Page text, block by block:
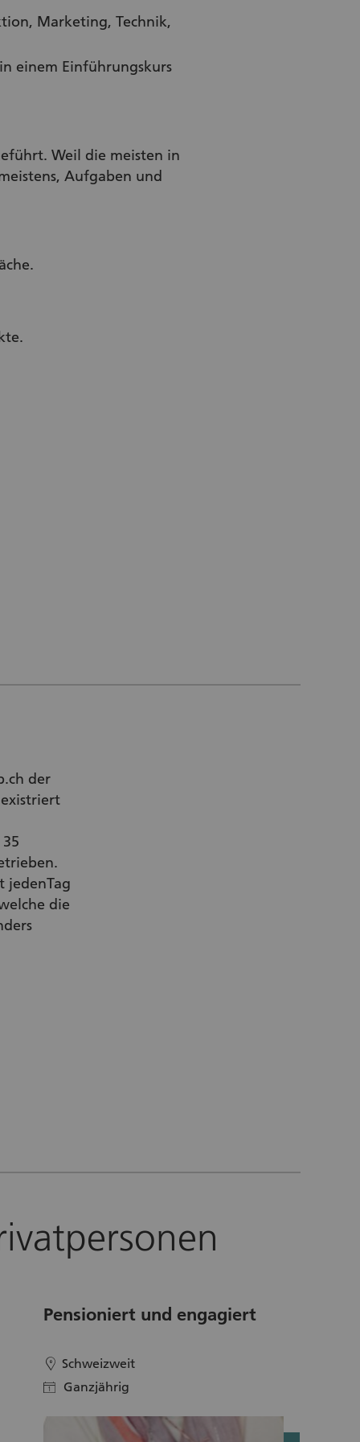
Marketing, Technik,
einem Einführungskurs
Weil die meisten in
Aufgaben und
der
jedenTag
die
Pensioniert und engagiert
location Schweizweit
calendar Ganzjährig